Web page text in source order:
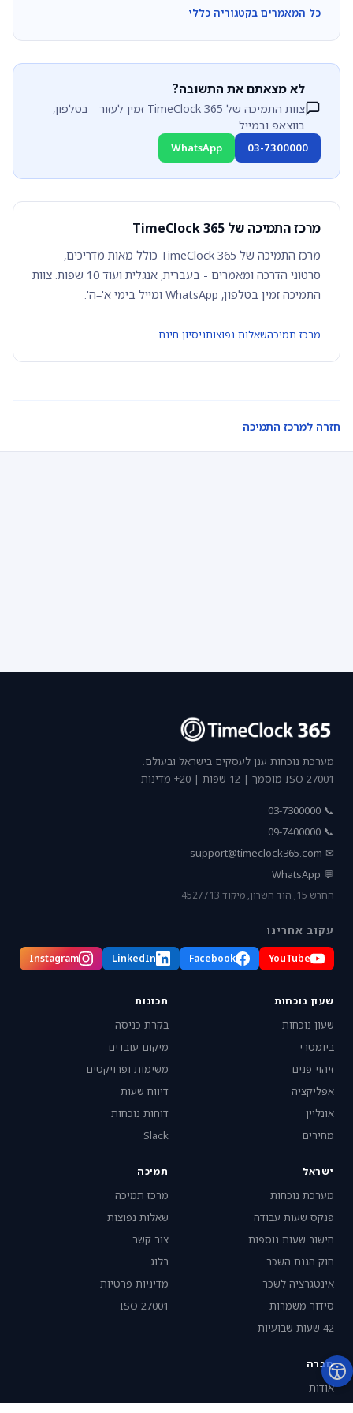
כל המאמרים בקטגוריה כללי
לא מצאתם את התשובה?
צוות התמיכה של TimeClock 365 זמין לעזור - בטלפון,
בווצאפ ובמייל.
03-7300000
WhatsApp
מרכז התמיכה של TimeClock 365
מרכז התמיכה של TimeClock 365 כולל מאות מדריכים,
סרטוני הדרכה ומאמרים - בעברית, אנגלית ועוד 10 שפות. צוות
התמיכה זמין בטלפון, WhatsApp ומייל בימי א'–ה'.
מרכז תמיכהשאלות נפוצותניסיון חינם
חזרה למרכז התמיכה
מערכת נוכחות ענן לעסקים בישראל ובעולם.
ISO 27001 מוסמך | 12 שפות | 20+ מדינות
📞 03-7300000
📞 09-7400000
✉
support@timeclock365.com
💬 WhatsApp
החרש 15, הוד השרון, מיקוד 4527713
עקוב אחרינו
YouTube
Facebook
LinkedIn
Instagram
שעון נוכחות
שעון נוכחות
ביומטרי
זיהוי פנים
אפליקציה
אונליין
מחירים
תכונות
בקרת כניסה
מיקום עובדים
משימות ופרויקטים
דיווח שעות
דוחות נוכחות
Slack
ישראל
מערכת נוכחות
פנקס שעות עבודה
חישוב שעות נוספות
חוק הגנת השכר
אינטגרציה לשכר
סידור משמרות
42 שעות שבועיות
תמיכה
מרכז תמיכה
שאלות נפוצות
צור קשר
בלוג
מדיניות פרטיות
ISO 27001
חברה
אודות